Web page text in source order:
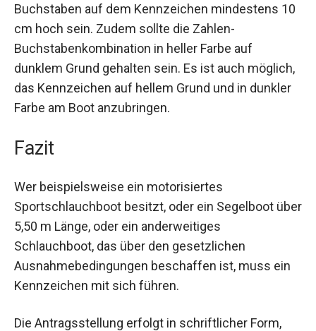
Buchstaben auf dem Kennzeichen mindestens 10
cm hoch sein. Zudem sollte die Zahlen-
Buchstabenkombination in heller Farbe auf
dunklem Grund gehalten sein. Es ist auch möglich,
das Kennzeichen auf hellem Grund und in dunkler
Farbe am Boot anzubringen.
Fazit
Wer beispielsweise ein motorisiertes
Sportschlauchboot besitzt, oder ein Segelboot über
5,50 m Länge, oder ein anderweitiges
Schlauchboot, das über den gesetzlichen
Ausnahmebedingungen beschaffen ist, muss ein
Kennzeichen mit sich führen.
Die Antragsstellung erfolgt in schriftlicher Form,